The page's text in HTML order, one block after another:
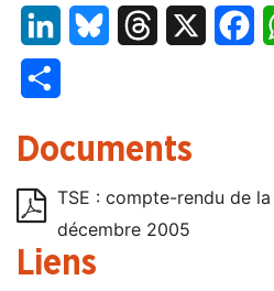
LinkedInBluesky Threads
Documents
TSE : compte-rendu de
décembre 2005
Liens